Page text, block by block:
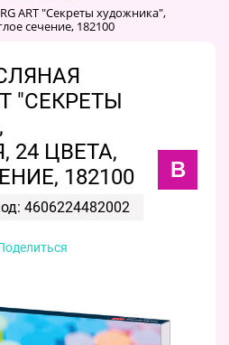
ART "Секреты художника",
сечение, 182100
"СЕКРЕТЫ
24 ЦВЕТА,
182100
B
4606224482002